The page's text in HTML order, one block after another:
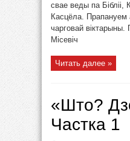
свае веды па Бібліі,
Касцёла. Прапануем
чарговай віктарыны.
Місевіч
Читать далее »
«Што?
Частка 1